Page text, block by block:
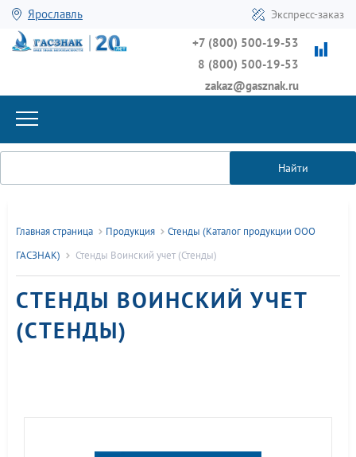
Ярославль Экспресс-заказ
+7 (800) 500-19-53
8 (800) 500-19-53
zakaz@gasznak.ru
Найти
Главная страница Продукция
Стенды (Каталог продукции ООО
ГАСЗНАК)
Стенды Воинский учет (Стенды)
СТЕНДЫ ВОИНСКИЙ УЧЕТ
(СТЕНДЫ)